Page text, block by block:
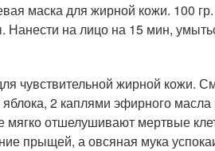
маска для жирной кожи. 100
Нанести на лицо на 15 мин,
чувствительной жирной кожи.
яблока, 2 каплями эфирного
мягко отшелушивают мертвые
прыщей, а овсяная мука